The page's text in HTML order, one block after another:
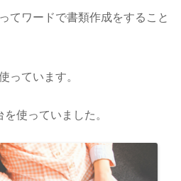
てワードで書類作成をすること
っています。
使っていました。